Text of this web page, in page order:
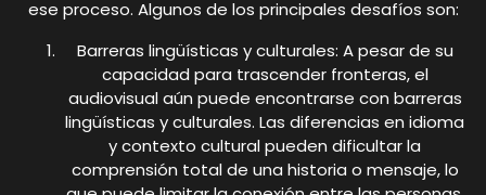
ese proceso. Algunos de los principales desafíos son:
Barreras lingüísticas y culturales: A pesar de su
capacidad para trascender fronteras, el
audiovisual aún puede encontrarse con barreras
lingüísticas y culturales. Las diferencias en idioma
y contexto cultural pueden dificultar la
comprensión total de una historia o mensaje, lo